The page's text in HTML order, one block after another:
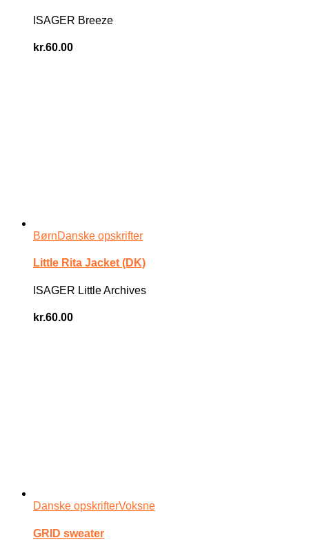
ISAGER Breeze
kr.60.00
BørnDanske opskrifter
Little Rita Jacket (DK)
ISAGER Little Archives
kr.60.00
Danske opskrifterVoksne
GRID sweater